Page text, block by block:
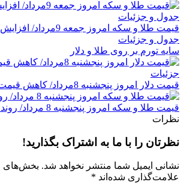
قیمت طلا و سکه امروز
جدول و جزئیات
سایه تورم بر روی طلا و دلار
قیمت دلار امروز پنجشنبه 8مرداد/ کاهش قیمت + جدول و جزئیات
قیمت طلا و سکه امروز پنجشنبه 8 مرداد/ روند صعودی
نظرات
نظرتان را با ما به اشتراک بگذارید!
نشانی ایمیل شما منتشر نخواهد شد. بخش‌های
علامت‌گذاری شده‌اند *